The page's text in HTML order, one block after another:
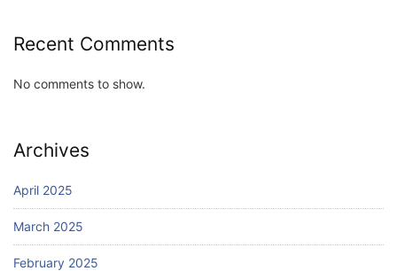
Recent Comments
No comments to show.
Archives
April 2025
March 2025
February 2025